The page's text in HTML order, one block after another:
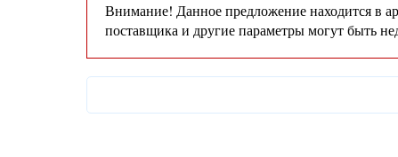
Внимание! Данное предложение находится в
поставщика и другие параметры могут быть